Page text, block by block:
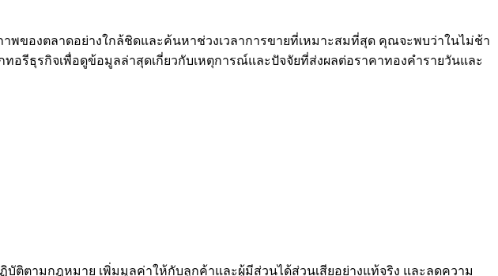
าพของตลาดอย่างใกล้ชิดและค้นหาช่วงเวลาการขายที่เหมาะสมที่สุด คุณจะพบว่าในไม่ช้า
รีธุรกิจเพื่อดูข้อมูลล่าสุดเกี่ยวกับเหตุการณ์และปัจจัยที่ส่งผลต่อราคาทองคำรายวันและ
บัติตามกฎหมาย เพิ่มมูลค่าให้กับลูกค้าและผู้มีส่วนได้ส่วนเสียอย่างแท้จริง และลดความ